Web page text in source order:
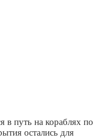
в путь на кораблях по
остались для